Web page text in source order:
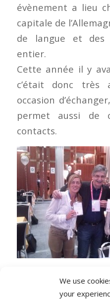
We use
your
évènement a lieu
capitale de
de langue et des
entier.
Cette année il y
c’était donc très
occasion
permet aussi de
contacts.
0